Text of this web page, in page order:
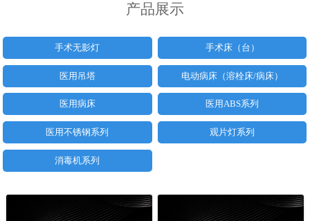
产品展示
手术无影灯 手术床（台）
医用吊塔 电动病床（溶栓床/病床）
医用病床 医用ABS系列
医用不锈钢系列 观片灯系列
消毒机系列